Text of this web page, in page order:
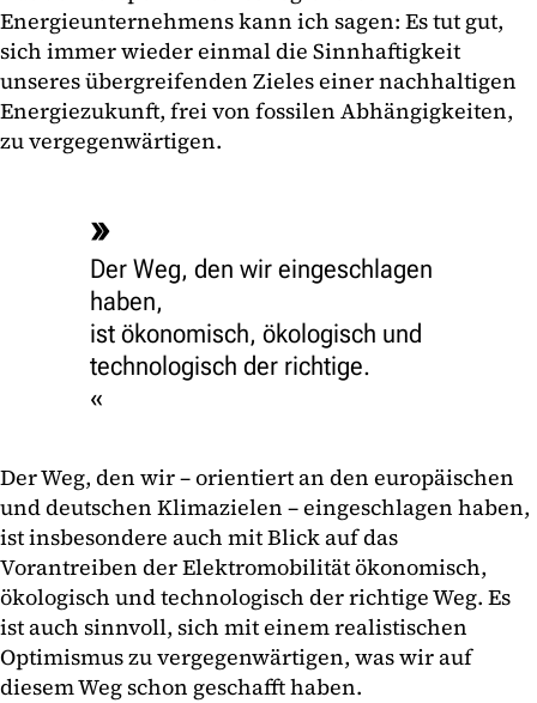
Energieunternehmens kann ich sagen: Es tut gut,
sich immer wieder einmal die Sinnhaftigkeit
unseres übergreifenden Zieles einer nachhaltigen
Energiezukunft, frei von fossilen Abhängigkeiten,
zu vergegenwärtigen.
Der Weg, den wir eingeschlagen
haben,
ist ökonomisch, ökologisch und
technologisch der richtige.
Der Weg, den wir – orientiert an den europäischen
und deutschen Klimazielen – eingeschlagen haben,
ist insbesondere auch mit Blick auf das
Vorantreiben der Elektromobilität ökonomisch,
ökologisch und technologisch der richtige Weg. Es
ist auch sinnvoll, sich mit einem realistischen
Optimismus zu vergegenwärtigen, was wir auf
diesem Weg schon geschafft haben.